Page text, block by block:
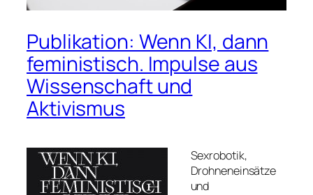
Publikation: Wenn KI, dann
feministisch. Impulse aus
Wissenschaft und
Aktivismus
Sexrobotik,
Drohneneinsätze
und